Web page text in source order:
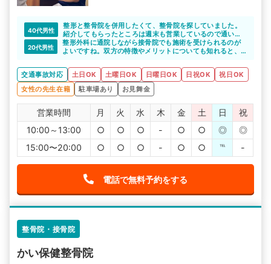
40代男性
整形と整骨院を併用したくて、整骨院を探していました。
紹介してもらったところは週末も営業しているので通い安
かったです。また、先生もきちんとこちらの話を聞いて、
説明もしっかりとしてもらえたので、安心して通院するこ
20代男性
整形外科に通院しながら接骨院でも施術を受けられるのが
よいですね。双方の特徴やメリットについても知れると、
交通事故対応
土日OK 土曜日OK 日曜日OK 日祝OK
祝日OK
女性の先生在籍
駐車場あり お見舞金
営業時間 月 火 水 木 金 土 日
祝
10:00～13:00
○ ○ ○ - ○ ○ ◎
◎
15:00〜20:00
○ ○ ○ - ○ ○ ℡ -
電話で無料予約をする
整骨院・接骨院
かい保健整骨院